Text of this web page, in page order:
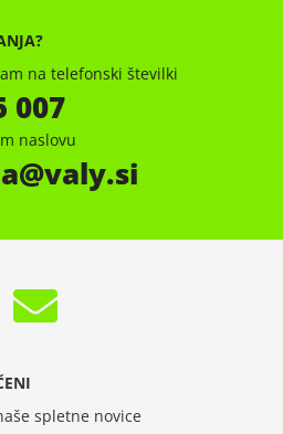
na telefonski številki
007
naslovu
valy.si
spletne novice